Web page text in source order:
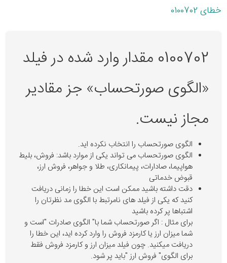
خطای 0100702
0100702 مقدار وارد شده در فیلد
«الگوی صورتحساب» جز مقادیر
مجاز نیست.
الگوی صورتحساب را انتخاب نکرده اید.
الگوی صورتحساب می تواند یکی از موارد باشد: فروش، بلیط
هواپیما، صادارات، پیمانکاری، طلا و جواهر، فروش ارز،
قبوض خدماتی
دقت داشته باشید ممکن است این خطا را زمانی دریافت
کنید که یکی از فیلد های نامرتبط با الگوی مد نظرتان را
اشتباها پر کرده باشید
برای مثال : اگر صورتحساب شما با" الگوی صادرات "است و
شما میزان ارز یا کارمزد فروش را وارد کرده اید، این خطا را
دریافت میکنید. چون فیلد میزان ارز و کارمزد فروش فقط
برای الگوی" فروش ارز "باید پر شود.